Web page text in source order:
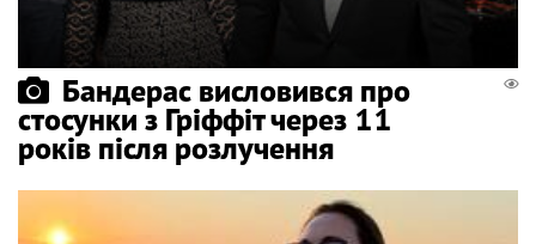
Бандерас висловився про
стосунки з Гріффіт через 11
років після розлучення